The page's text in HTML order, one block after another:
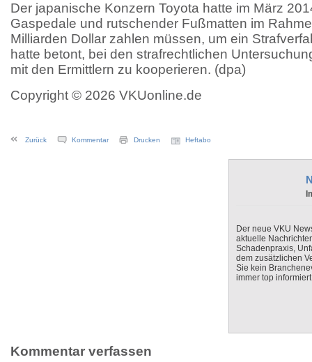
Der japanische Konzern Toyota hatte im März
Gaspedale und rutschender Fußmatten im
Milliarden Dollar zahlen müssen, um ein
hatte betont, bei den strafrechtlichen
mit den Ermittlern zu kooperieren. (dpa)
Copyright © 2026 VKUonline.de
Zurück Kommentar Drucken Heftabo
Der neue VKU
aktuelle
Schadenpraxis,
dem zusätzlichen
Sie kein
immer top
Kommentar verfassen